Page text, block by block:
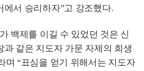
에서 승리하자”고 강조했다.
백제를 이길 수 있었던 것은 신
과 같은 지도자 가문 자제의 희생
며 “표심을 얻기 위해서는 지도자